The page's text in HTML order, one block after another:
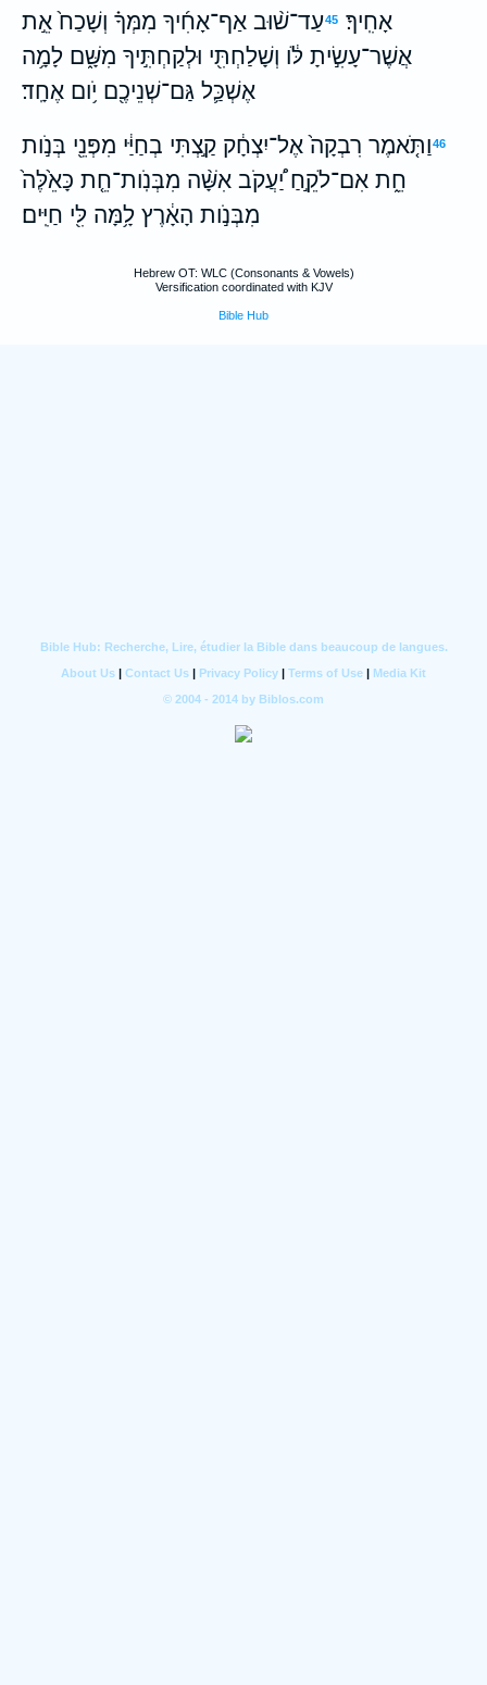
אָחִֽיךָ׃ 45עַד־שׁ֨וּב אַף־אָחִ֜יךָ מִמְּךָ֗ וְשָׁכַח֙ אֵ֣ת
אֲשֶׁר־עָשִׂ֣יתָ לֹּ֔ו וְשָׁלַחְתִּ֖י וּלְקַחְתִּ֣יךָ מִשָּׁ֑ם לָמָ֥ה
אֶשְׁכַּ֛ל גַּם־שְׁנֵיכֶ֖ם יֹ֥ום אֶחָֽד׃
46וַתֹּ֤אמֶר רִבְקָה֙ אֶל־יִצְחָ֔ק קַ֣צְתִּי בְחַיַּ֔י מִפְּנֵ֖י בְּנֹ֣ות
חֵ֑ת אִם־לֹקֵ֣חַ יַ֠עֲקֹב אִשָּׁ֨ה מִבְּנֹֽות־חֵ֤ת כָּאֵ֙לֶּה֙
מִבְּנֹ֣ות הָאָ֔רֶץ לָ֥מָּה לִּ֖י חַיִּֽים׃
Hebrew OT: WLC (Consonants & Vowels)
Versification coordinated with KJV
Bible Hub